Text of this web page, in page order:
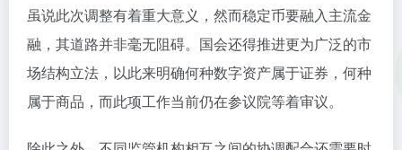
虽说此次调整有着重大意义，然而稳定币要融入主流金
融，其道路并非毫无阻碍。国会还得推进更为广泛的市
场结构立法，以此来明确何种数字资产属于证券，何种
属于商品，而此项工作当前仍在参议院等着审议。